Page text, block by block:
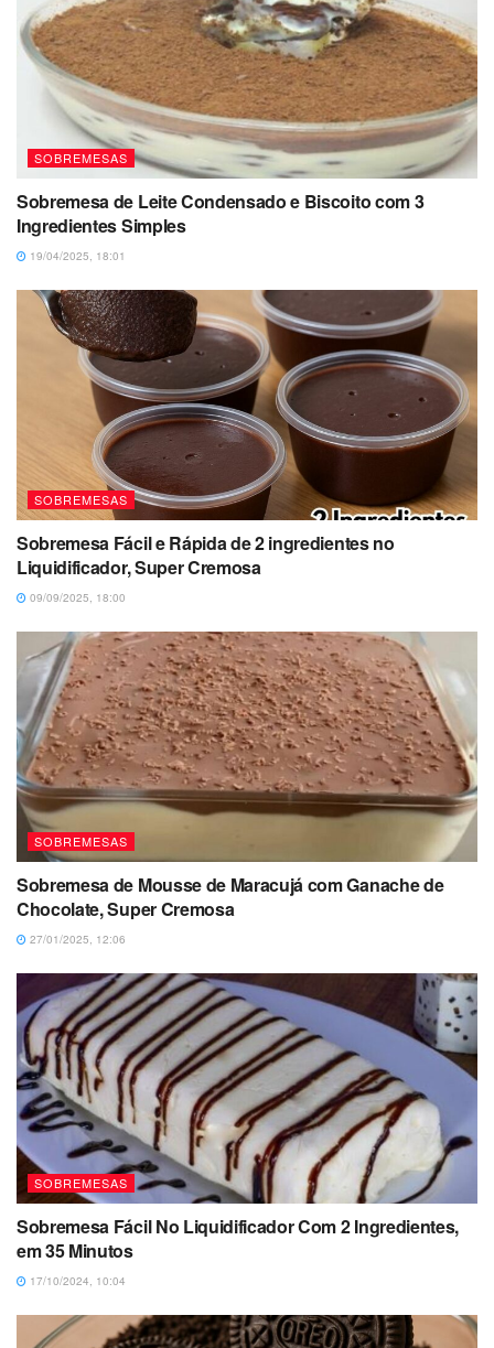
SOBREMESAS
Sobremesa de Leite Condensado e Biscoito com 3
Ingredientes Simples
19/04/2025, 18:01
SOBREMESAS
Sobremesa Fácil e Rápida de 2 ingredientes no
Liquidificador, Super Cremosa
09/09/2025, 18:00
SOBREMESAS
Sobremesa de Mousse de Maracujá com Ganache de
Chocolate, Super Cremosa
27/01/2025, 12:06
SOBREMESAS
Sobremesa Fácil No Liquidificador Com 2 Ingredientes,
em 35 Minutos
17/10/2024, 10:04